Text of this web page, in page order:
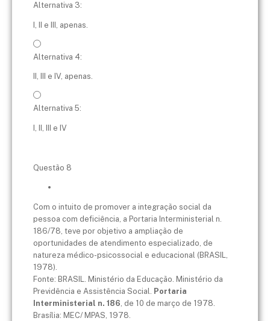
Alternativa 3:
I, II e III, apenas.
Alternativa 4:
II, III e IV, apenas.
Alternativa 5:
I, II, III e IV
Questão 8
Com o intuito de promover a integração social da
pessoa com deficiência, a Portaria Interministerial n.
186/78, teve por objetivo a ampliação de
oportunidades de atendimento especializado, de
natureza médico-psicossocial e educacional (BRASIL,
1978).
Fonte: BRASIL. Ministério da Educação. Ministério da
Previdência e Assistência Social. Portaria
Interministerial n. 186, de 10 de março de 1978.
Brasília: MEC/ MPAS, 1978.